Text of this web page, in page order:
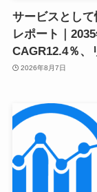
サービスとし
レポート｜
CAGR12.4％、
2026年8月7日